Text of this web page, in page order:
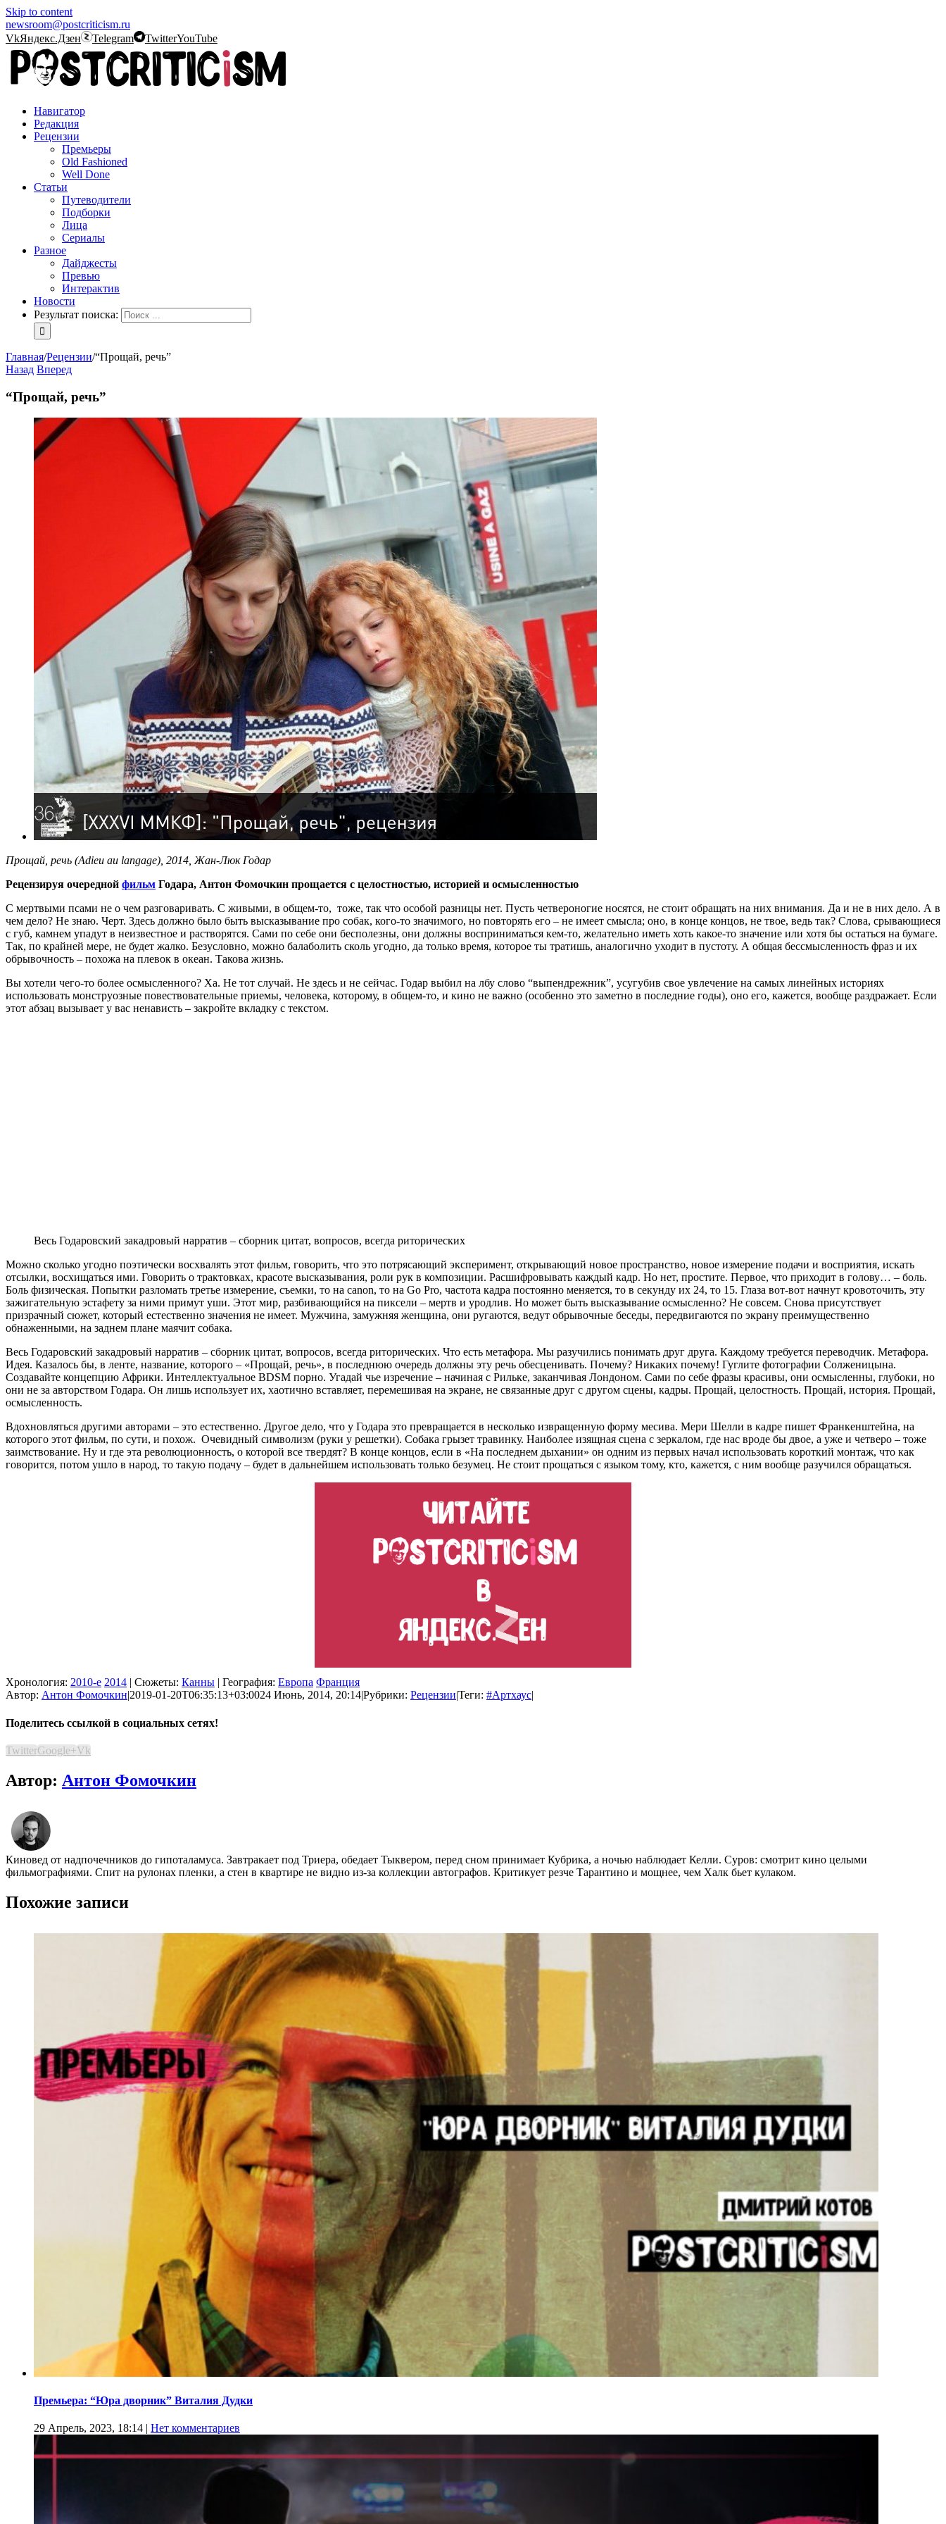
Skip to content
newsroom@postcriticism.ru
VkЯндекс.Дзен Telegram TwitterYouTube
Навигатор
Редакция
Рецензии
Премьеры
Old Fashioned
Well Done
Статьи
Путеводители
Подборки
Лица
Сериалы
Разное
Дайджесты
Превью
Интерактив
Новости
Результат поиска:
Главная/Рецензии/“Прощай, речь”
Назад Вперед
“Прощай, речь”
Прощай, речь (Adieu au langage), 2014, Жан-Люк Годар
Рецензируя очередной фильм Годара, Антон Фомочкин прощается с целостностью, историей и осмысленностью
С мертвыми псами не о чем разговаривать. С живыми, в общем-то, тоже, так что особой разницы нет. Пусть четвероногие носятся, не стоит обращать на них внимания. Да и не в них дело. А в
чем дело? Не знаю. Черт. Здесь должно было быть высказывание про собак, кого-то значимого, но повторять его – не имеет смысла; оно, в конце концов, не твое, ведь так? Слова, срывающиеся
с губ, камнем упадут в неизвестное и растворятся. Сами по себе они бесполезны, они должны восприниматься кем-то, желательно иметь хоть какое-то значение или хотя бы остаться на бумаге.
Так, по крайней мере, не будет жалко. Безусловно, можно балаболить сколь угодно, да только время, которое ты тратишь, аналогично уходит в пустоту. А общая бессмысленность фраз и их
обрывочность – похожа на плевок в океан. Такова жизнь.
Вы хотели чего-то более осмысленного? Ха. Не тот случай. Не здесь и не сейчас. Годар выбил на лбу слово “выпендрежник”, усугубив свое увлечение на самых линейных историях
использовать монструозные повествовательные приемы, человека, которому, в общем-то, и кино не важно (особенно это заметно в последние годы), оно его, кажется, вообще раздражает. Если
этот абзац вызывает у вас ненависть – закройте вкладку с текстом.
Весь Годаровский закадровый нарратив – сборник цитат, вопросов, всегда риторических
Можно сколько угодно поэтически восхвалять этот фильм, говорить, что это потрясающий эксперимент, открывающий новое пространство, новое измерение подачи и восприятия, искать
отсылки, восхищаться ими. Говорить о трактовках, красоте высказывания, роли рук в композиции. Расшифровывать каждый кадр. Но нет, простите. Первое, что приходит в голову… – боль.
Боль физическая. Попытки разломать третье измерение, съемки, то на canon, то на Go Pro, частота кадра постоянно меняется, то в секунду их 24, то 15. Глаза вот-вот начнут кровоточить, эту
зажигательную эстафету за ними примут уши. Этот мир, разбивающийся на пиксели – мертв и уродлив. Но может быть высказывание осмысленно? Не совсем. Снова присутствует
призрачный сюжет, который естественно значения не имеет. Мужчина, замужняя женщина, они ругаются, ведут обрывочные беседы, передвигаются по экрану преимущественно
обнаженными, на заднем плане маячит собака.
Весь Годаровский закадровый нарратив – сборник цитат, вопросов, всегда риторических. Что есть метафора. Мы разучились понимать друг друга. Каждому требуется переводчик. Метафора.
Идея. Казалось бы, в ленте, название, которого – «Прощай, речь», в последнюю очередь должны эту речь обесценивать. Почему? Никаких почему! Гуглите фотографии Солженицына.
Создавайте концепцию Африки. Интеллектуальное BDSM порно. Угадай чье изречение – начиная с Рильке, заканчивая Лондоном. Сами по себе фразы красивы, они осмысленны, глубоки, но
они не за авторством Годара. Он лишь использует их, хаотично вставляет, перемешивая на экране, не связанные друг с другом сцены, кадры. Прощай, целостность. Прощай, история. Прощай,
осмысленность.
Вдохновляться другими авторами – это естественно. Другое дело, что у Годара это превращается в несколько извращенную форму месива. Мери Шелли в кадре пишет Франкенштейна, на
которого этот фильм, по сути, и похож. Очевидный символизм (руки у решетки). Собака грызет травинку. Наиболее изящная сцена с зеркалом, где нас вроде бы двое, а уже и четверо – тоже
заимствование. Ну и где эта революционность, о которой все твердят? В конце концов, если в «На последнем дыхании» он одним из первых начал использовать короткий монтаж, что как
говорится, потом ушло в народ, то такую подачу – будет в дальнейшем использовать только безумец. Не стоит прощаться с языком тому, кто, кажется, с ним вообще разучился обращаться.
Хронология: 2010-е 2014 | Сюжеты: Канны | География: Европа Франция
Автор: Антон Фомочкин|2019-01-20T06:35:13+03:0024 Июнь, 2014, 20:14|Рубрики: Рецензии|Теги: #Артхаус|
Поделитесь ссылкой в социальных сетях!
TwitterGoogle+Vk
Автор: Антон Фомочкин
Киновед от надпочечников до гипоталамуса. Завтракает под Триера, обедает Тыквером, перед сном принимает Кубрика, а ночью наблюдает Келли. Суров: смотрит кино целыми
фильмографиями. Спит на рулонах пленки, а стен в квартире не видно из-за коллекции автографов. Критикует резче Тарантино и мощнее, чем Халк бьет кулаком.
Похожие записи
Премьера: “Юра дворник” Виталия Дудки
29 Апрель, 2023, 18:14 | Нет комментариев